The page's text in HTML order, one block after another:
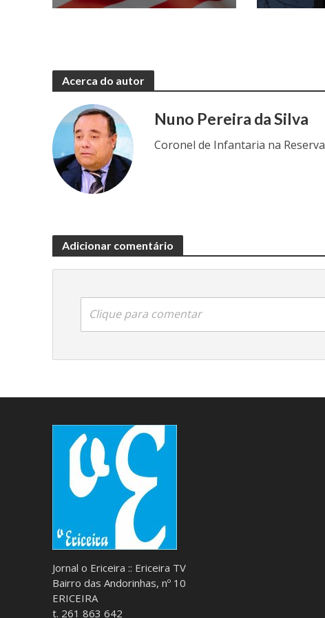
Acerca do autor
Nuno Pereira da Silva
Coronel de Infantaria na Reserva
Adicionar comentário
Clique para comentar
Jornal o Ericeira :: Ericeira TV
Bairro das Andorinhas, nº 10
ERICEIRA
t. 261 863 642